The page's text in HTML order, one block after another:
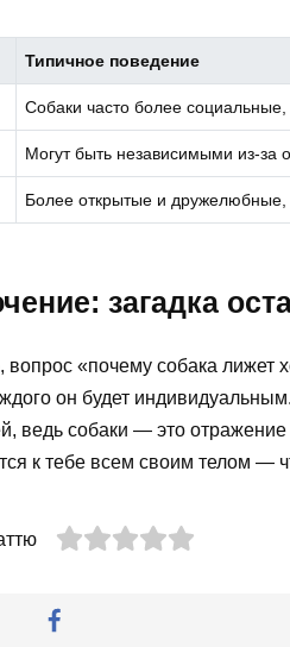
Типичное поведение
Собаки часто более
Могут быть независимыми из-за
Более открытые и дружелюбные,
загадка
«почему собака лижет
он будет
ведь собаки — это
к тебе всем своим телом —